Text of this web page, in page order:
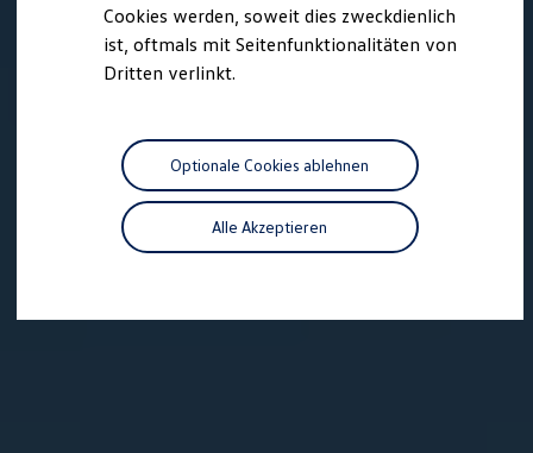
California Welt
California Club
California Magazin & Ratgeber
California Reisen & Erlebnisse
California App
California Lifestyle & Zubehör
Übernachten im California
Unternehmen
Karriere im Autohaus
Cookies werden, soweit dies zweckdienlich
ist, oftmals mit Seitenfunktionalitäten von
Dritten verlinkt.
Alle Akzeptieren
Optionale Cookies ablehnen